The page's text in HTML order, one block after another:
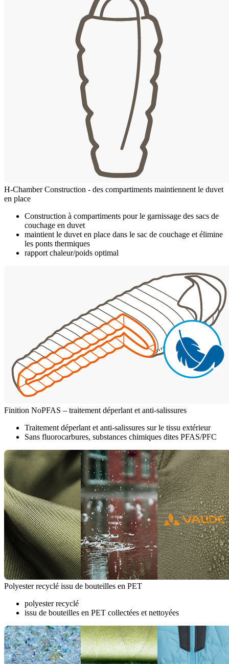
H-Chamber Construction - des compartiments maintiennent le duvet
en place
Construction à compartiments pour le garnissage des sacs de
couchage en duvet
maintient le duvet en place dans le sac de couchage et élimine
les ponts thermiques
rapport chaleur/poids optimal
Finition NoPFAS – traitement déperlant et anti-salissures
Traitement déperlant et anti-salissures sur le tissu extérieur
Sans fluorocarbures, substances chimiques dites PFAS/PFC
Polyester recyclé issu de bouteilles en PET
polyester recyclé
issu de bouteilles en PET collectées et nettoyées